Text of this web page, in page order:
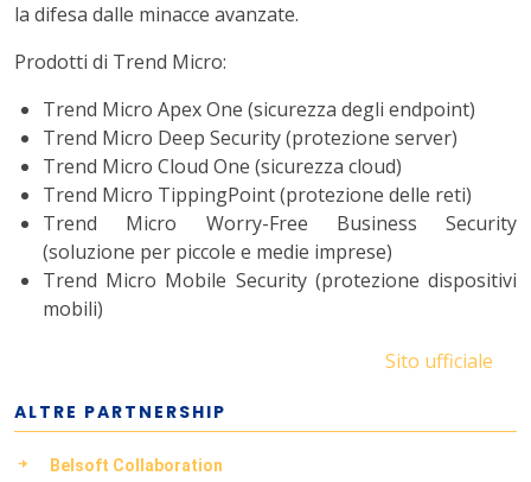
la difesa dalle minacce avanzate.
Prodotti di Trend Micro:
Trend Micro Apex One (sicurezza degli endpoint)
Trend Micro Deep Security (protezione server)
Trend Micro Cloud One (sicurezza cloud)
Trend Micro TippingPoint (protezione delle reti)
Trend Micro Worry-Free Business Security
(soluzione per piccole e medie imprese)
Trend Micro Mobile Security (protezione dispositivi
mobili)
Sito ufficiale
ALTRE PARTNERSHIP
Belsoft Collaboration